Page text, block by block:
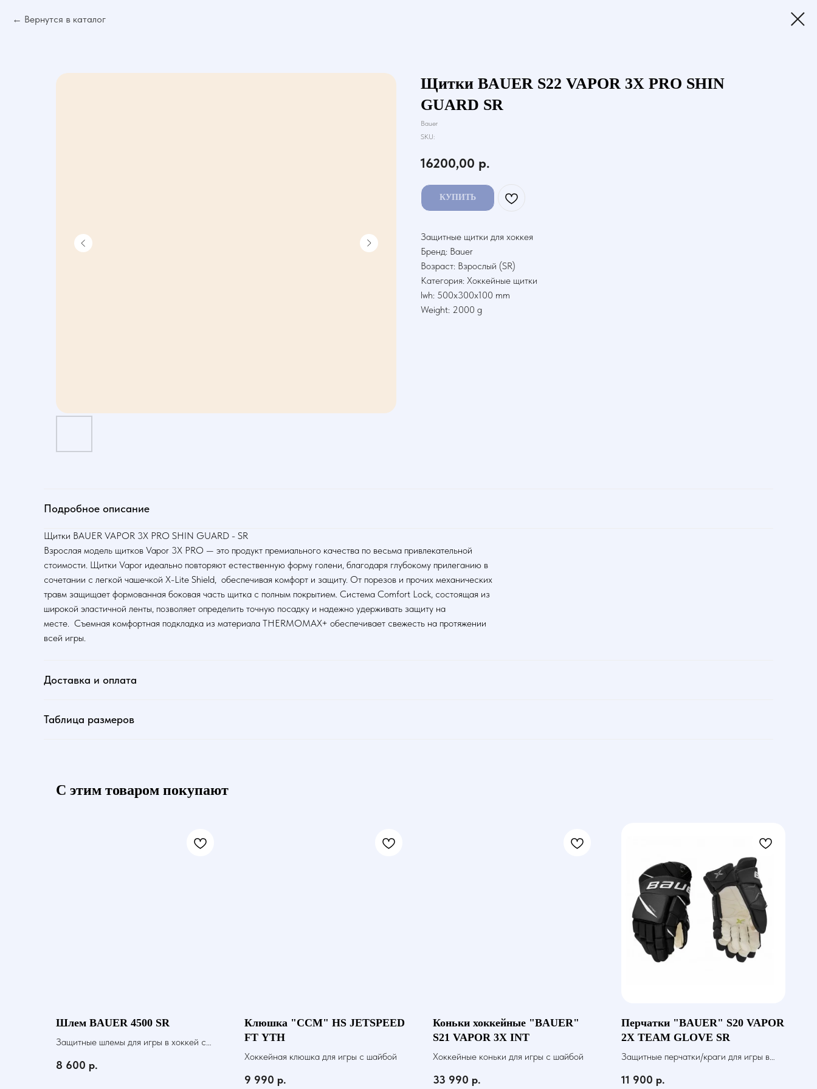
Вернутся в каталог
Щитки BAUER S22 VAPOR 3X PRO SHIN
GUARD SR
Bauer
SKU:
16200,00 р.
КУПИТЬ
Защитные щитки для хоккея
Бренд: Bauer
Возраст: Взрослый (SR)
Категория: Хоккейные щитки
lwh: 500x300x100 mm
Weight: 2000 g
Подробное описание
Щитки BAUER VAPOR 3X PRO SHIN GUARD - SR
Взрослая модель щитков Vapor 3X PRO — это продукт премиального качества по весьма привлекательной
стоимости. Щитки Vapor идеально повторяют естественную форму голени, благодаря глубокому прилеганию в
сочетании с легкой чашечкой X-Lite Shield, обеспечивая комфорт и защиту. От порезов и прочих механических
травм защищает формованная боковая часть щитка с полным покрытием. Система Comfort Lock, состоящая из
широкой эластичной ленты, позволяет определить точную посадку и надежно удерживать защиту на
месте. Съемная комфортная подкладка из материала THERMOMAX+ обеспечивает свежесть на протяжении
всей игры.
Доставка и оплата
Таблица размеров
С этим товаром покупают
Шлем BAUER 4500 SR
Защитные шлемы для игры в хоккей с
8 600 р.
Клюшка "CCM" HS JETSPEED
FT YTH
Хоккейная клюшка для игры с шайбой
9 990 р.
Коньки хоккейные "BAUER"
S21 VAPOR 3X INT
Хоккейные коньки для игры с шайбой
33 990 р.
Перчатки "BAUER" S20 VAPOR
2X TEAM GLOVE SR
Защитные перчатки/краги для игры в
11 900 р.